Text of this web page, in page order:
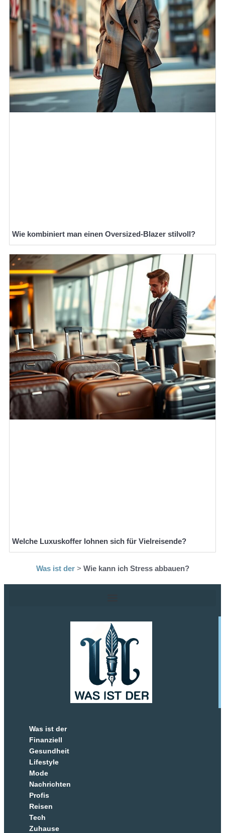
Wie kombiniert man einen Oversized-Blazer stilvoll?
Welche Luxuskoffer lohnen sich für Vielreisende?
Was ist der> Wie kann ich Stress abbauen?
Was ist der
Finanziell
Gesundheit
Lifestyle
Mode
Nachrichten
Profis
Reisen
Tech
Zuhause